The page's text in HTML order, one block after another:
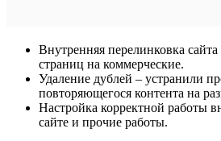
Внутренняя перелинковка
страниц на коммерческие.
Удаление дублей – устранили
повторяющегося контента на
Настройка корректной работы
сайте и прочие работы.